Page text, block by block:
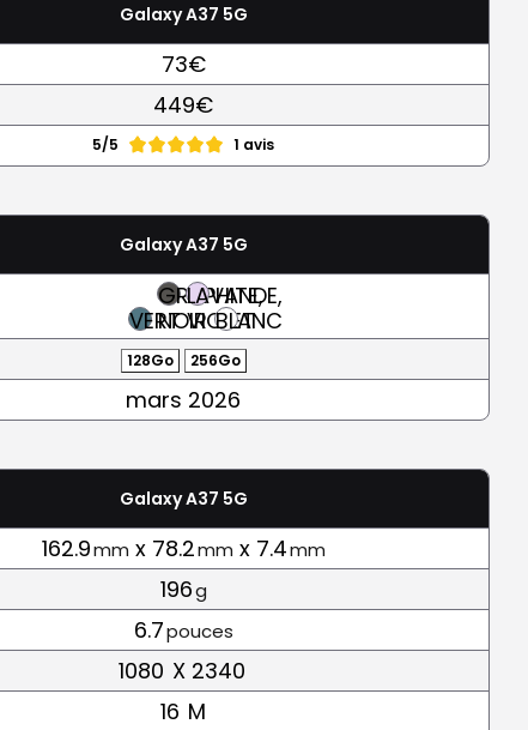
Galaxy A37 5G
73€
449€
5/5 1 avis
Galaxy A37 5G
VERT
GRAPHITE,
NOIR
LAVANDE,
VIOLET
BLANC
128Go 256Go
mars 2026
Galaxy A37 5G
162.9mm x 78.2mm x 7.4mm
196g
6.7pouces
1080 X 2340
16 M